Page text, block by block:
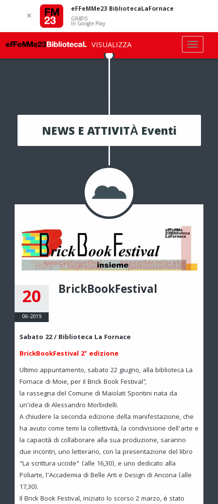
NEWS E ATTIVITÀ Eventi
20
06-2019
BrickBookFestival
Sabato 22 / Biblioteca La Fornace
BrickBookFestival 2° edizione
Ultimo appuntamento, sabato 22 giugno, alla biblioteca La
Fornace di Moie, per il Brick Book Festival”,
la rassegna del Comune di Maiolati Spontini nata da
un’idea di Alessandro Morbidelli.
A chiudere la seconda edizione della manifestazione, che
ha avuto come temi la collettività, la condivisione dell’arte e
la capacità di collaborare alla sua produzione, saranno
due incontri, uno letterario, con la presentazione del libro
“La scrittura uccide” (alle 16,30), e uno dedicato alla
Poliarte, l’Accademia di Belle Arti e Design di Ancona (alle
17,30).
Il Brick Book Festival, iniziato lo scorso 2 marzo, è stato
✕
eFFeMMe23 BibliotecaLaFornace
GRATIS
In Google Play
VISUALIZZA